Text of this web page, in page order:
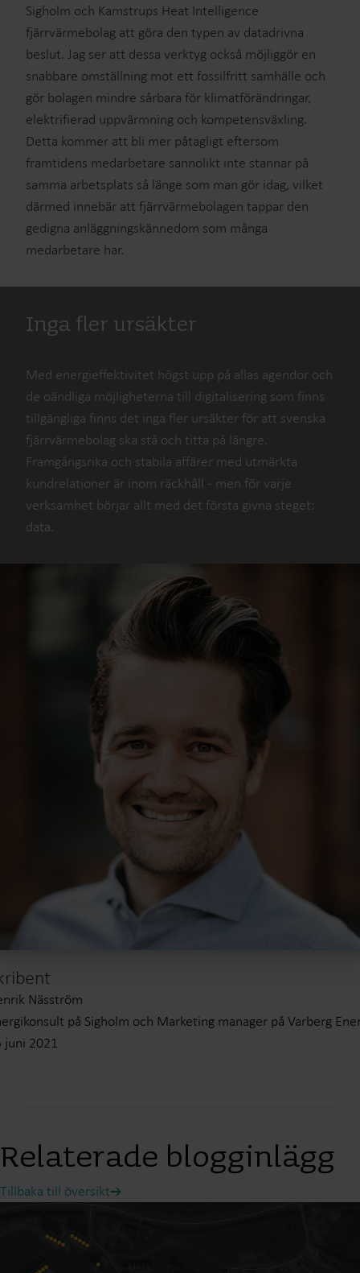
Sigholm och Kamstrups Heat Intelligence
fjärrvärmebolag att göra den typen av datadrivna
beslut. Jag ser att dessa verktyg också möjliggör en
snabbare omställning mot ett fossilfritt samhälle och
gör bolagen mindre sårbara för klimatförändringar,
elektrifierad uppvärmning och kompetensväxling.
Detta kommer att bli mer påtagligt eftersom
framtidens medarbetare sannolikt inte stannar på
samma arbetsplats så länge som man gör idag, vilket
därmed innebär att fjärrvärmebolagen tappar den
gedigna anläggningskännedom som många
medarbetare har.
Inga fler ursäkter
Med energieffektivitet högst upp på allas agendor och
de oändliga möjligheterna till digitalisering som finns
tillgängliga finns det inga fler ursäkter för att svenska
fjärrvärmebolag ska stå och titta på längre.
Framgångsrika och stabila affärer med utmärkta
kundrelationer är inom räckhåll - men för varje
verksamhet börjar allt med det första givna steget:
data.
Näsström
på Sigholm och Marketing manager på Varberg
juni 2021
Relaterade blogginlägg
Tillbaka till översikt